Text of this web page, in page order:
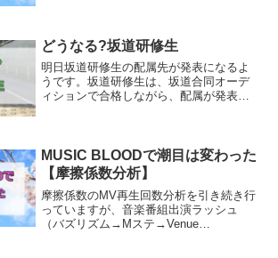
ておかしい」みた...
どうなる?坂道研修生
明日坂道研修生の配属先が発表になるよ
うです。坂道研修生は、坂道合同オーデ
ィションで合格しながら、配属が発表さ
オーディション時期で言え...
MUSIC BLOODで潮目は変わった
【摩擦係数分析】
摩擦係数のMV再生回数分析を引き続き行
っていますが、音楽番組出演ラッシュ
（バズリズム→Mステ→Venue